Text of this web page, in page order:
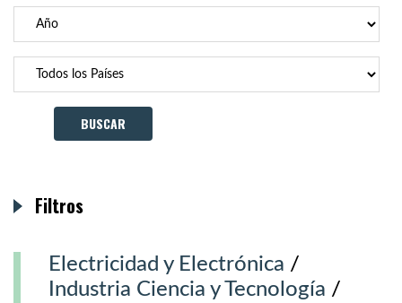
Electricidad y Electrónica /
Industria Ciencia y Tecnología /
Filtros